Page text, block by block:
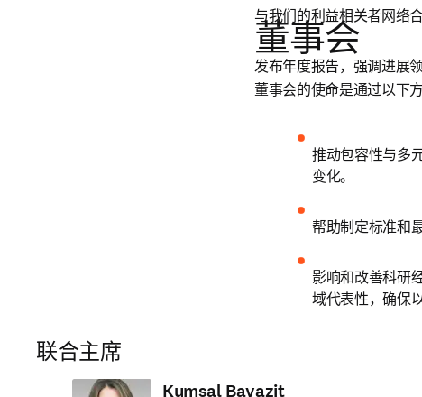
与我们的利益相关者网络
发布年度报告，强调进展
董事会
董事会的使命是通过以下
推动包容性与多
变化。
帮助制定标准和
影响和改善科研
域代表性，确保
联合主席
Kumsal Bayazit